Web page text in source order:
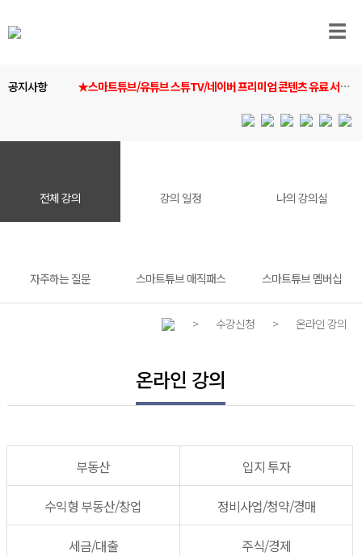
☰
공지사항 ★스마트튜브/유튜브 스튜TV/네이버 프리미엄 콘텐츠 유료 서비
전체 강의 강의 일정 나의 강의실
자주하는 질문 스마트튜브 매직패스 스마트튜브 멤버십
> 수강신청 > 온라인 강의
온라인 강의
부동산 입지 투자
수익형 부동산/창업 정비사업/청약/경매
세금/대출 주식/경제